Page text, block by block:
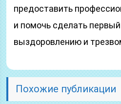
предоставить
и помочь сделать
выздоровлению и
Похожие публикации